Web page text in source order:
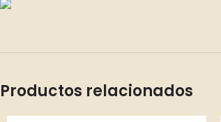
Productos relacionados